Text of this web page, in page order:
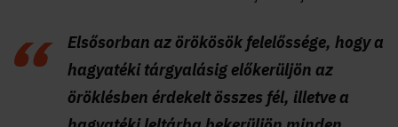
Elsősorban az örökösök felelőssége, hogy a
hagyatéki tárgyalásig előkerüljön az
öröklésben érdekelt összes fél, illetve a